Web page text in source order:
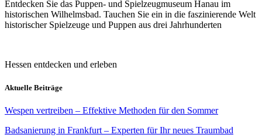
Entdecken Sie das Puppen- und Spielzeugmuseum Hanau im
historischen Wilhelmsbad. Tauchen Sie ein in die faszinierende Welt
historischer Spielzeuge und Puppen aus drei Jahrhunderten
Hessen entdecken und erleben
Aktuelle Beiträge
Wespen vertreiben – Effektive Methoden für den Sommer
Badsanierung in Frankfurt – Experten für Ihr neues Traumbad